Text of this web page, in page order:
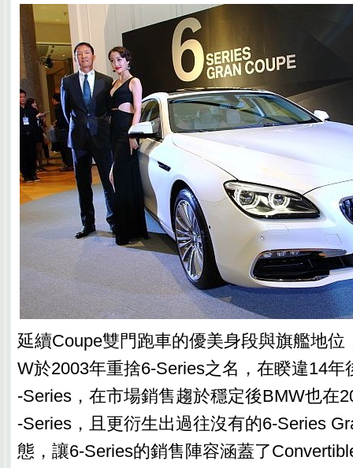
延續Coupe雙門跑車的優美身段與旗艦地位
W於2003年重捨6-Series之名，在睽違14年
-Series，在市場銷售趨於穩定後BMW也在
-Series，且更衍生出過往沒有的6-Series
態，讓6-Series的銷售陣容涵蓋了